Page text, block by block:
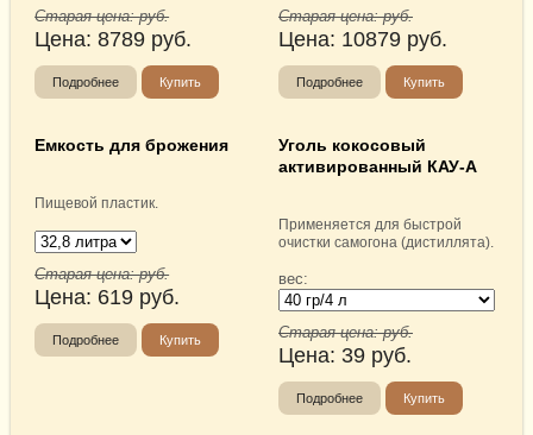
Старая цена:руб.
Цена:8789 руб.
Подробнее Купить
Старая цена:руб.
Цена: 10879 руб.
Подробнее Купить
Емкость для брожения
Пищевой пластик.
Старая цена:руб.
Цена: 619 руб.
Подробнее Купить
Уголь кокосовый
активированный КАУ-А
Применяется для быстрой
очистки самогона (дистиллята).
вес:
Старая цена:руб.
Цена: 39 руб.
Подробнее Купить